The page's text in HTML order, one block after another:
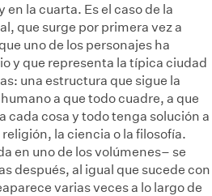
la cuarta. Es el caso de la
que surge por primera vez a
uno de los personajes ha
y que representa la típica ciudad
una estructura que sigue la
a que todo cuadre, a que
cada cosa y todo tenga solución a
la ciencia o la filosofía.
en uno de los volúmenes– se
después, al igual que sucede con
varias veces a lo largo de